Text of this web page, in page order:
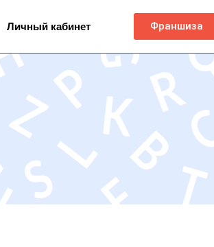
Личный кабинет Франшиза